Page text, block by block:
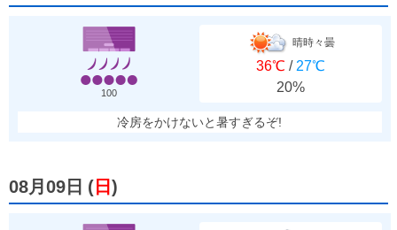
100
晴時々曇
36℃ / 27℃
20%
冷房をかけないと暑すぎるぞ!
08月09日 ( 日 )